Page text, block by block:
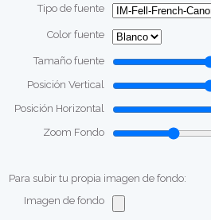
Tipo de fuente
Color fuente
Tamaño fuente
Posición Vertical
Posición Horizontal
Zoom Fondo
Para subir tu propia imagen de fondo:
Imagen de fondo